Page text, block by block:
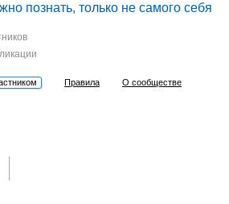
познать, только не самого себя
Правила О сообществе